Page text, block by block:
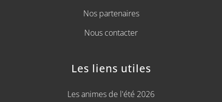
Nos partenaires
Nous contacter
Les liens utiles
Les animes de l'été 2026